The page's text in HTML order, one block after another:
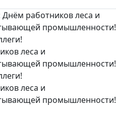
работников леса и
промышленности!
леса и
промышленности!
леса и
промышленности!